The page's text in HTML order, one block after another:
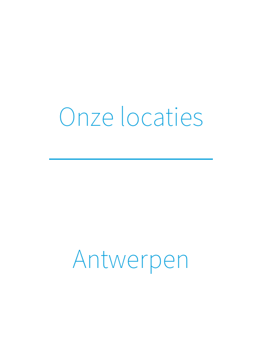
Onze locaties
Antwerpen